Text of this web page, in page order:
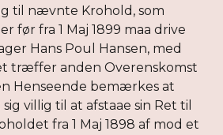
til nævnte Krohold, som
før fra 1 Maj 1899 maa drive
Hans Poul Hansen, med
træffer anden Overenskomst
Henseende bemærkes at
villig til at afstaae sin Ret til
fra 1 Maj 1898 af mod et